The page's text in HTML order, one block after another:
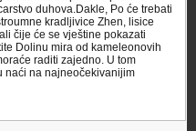
duhova.Dakle, Po će trebati
kradljivice Zhen, lisice
čije će se vještine pokazati
Dolinu mira od kameleonovih
raditi zajedno. U tom
naći na najneočekivanijim